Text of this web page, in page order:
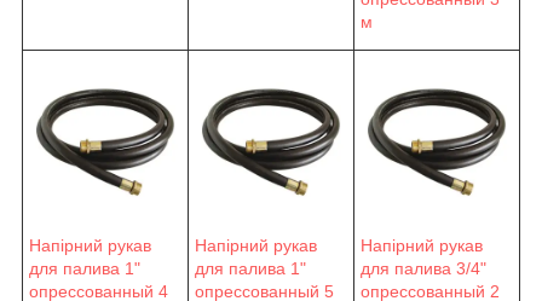
м
Напірний рукав
для палива 1"
опрессованный 4
Напірний рукав
для палива 1"
опрессованный 5
Напірний рукав
для палива 3/4"
опрессованный 2